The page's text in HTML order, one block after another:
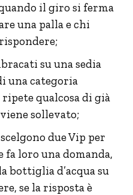
il giro si ferma
una palla e chi
su una sedia
una categoria
qualcosa di già
sollevato;
due Vip per
loro una domanda,
bottiglia d’acqua su
se la risposta è